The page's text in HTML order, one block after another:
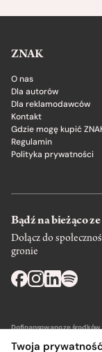
ZNAK
O nas
Dla autorów
Dla reklamodawców
Kontakt
Gdzie mogę kupić
Regulamin
Polityka prywatności
Bądź na bieżąco
Dołącz do
gronie
Dofinansowano ze
Twoja prywatność